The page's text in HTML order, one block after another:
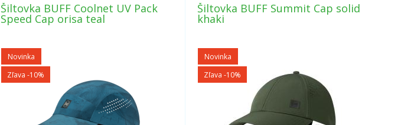
Šiltovka BUFF Coolnet UV Pack
Speed Cap orisa teal
Novinka
Zľava -10%
Šiltovka BUFF Summit Cap solid
khaki
Novinka
Zľava -10%